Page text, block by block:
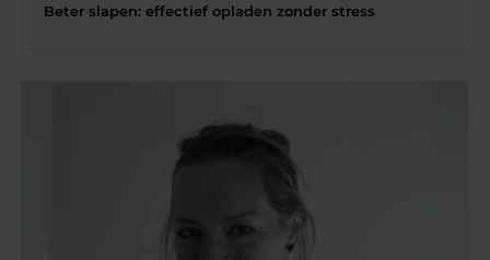
Beter slapen: effectief opladen zonder stress